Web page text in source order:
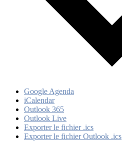
Google Agenda
iCalendar
Outlook 365
Outlook Live
Exporter le fichier .ics
Exporter le fichier Outlook .ics